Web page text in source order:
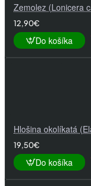
Zemolez (Lonicera
12,90€
Do košíka
Hlošina okolíkatá
19,50€
Do košíka